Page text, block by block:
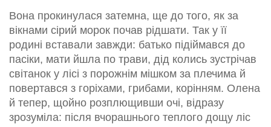
Вона прокинулася затемна, ще до того, як за
вікнами сірий морок почав рідшати. Так у її
родині вставали завжди: батько підіймався до
пасіки, мати йшла по трави, дід колись зустрічав
світанок у лісі з порожнім мішком за плечима й
повертався з горіхами, грибами, корінням. Олена
й тепер, щойно розплющивши очі, відразу
зрозуміла: після вчорашнього теплого дощу ліс